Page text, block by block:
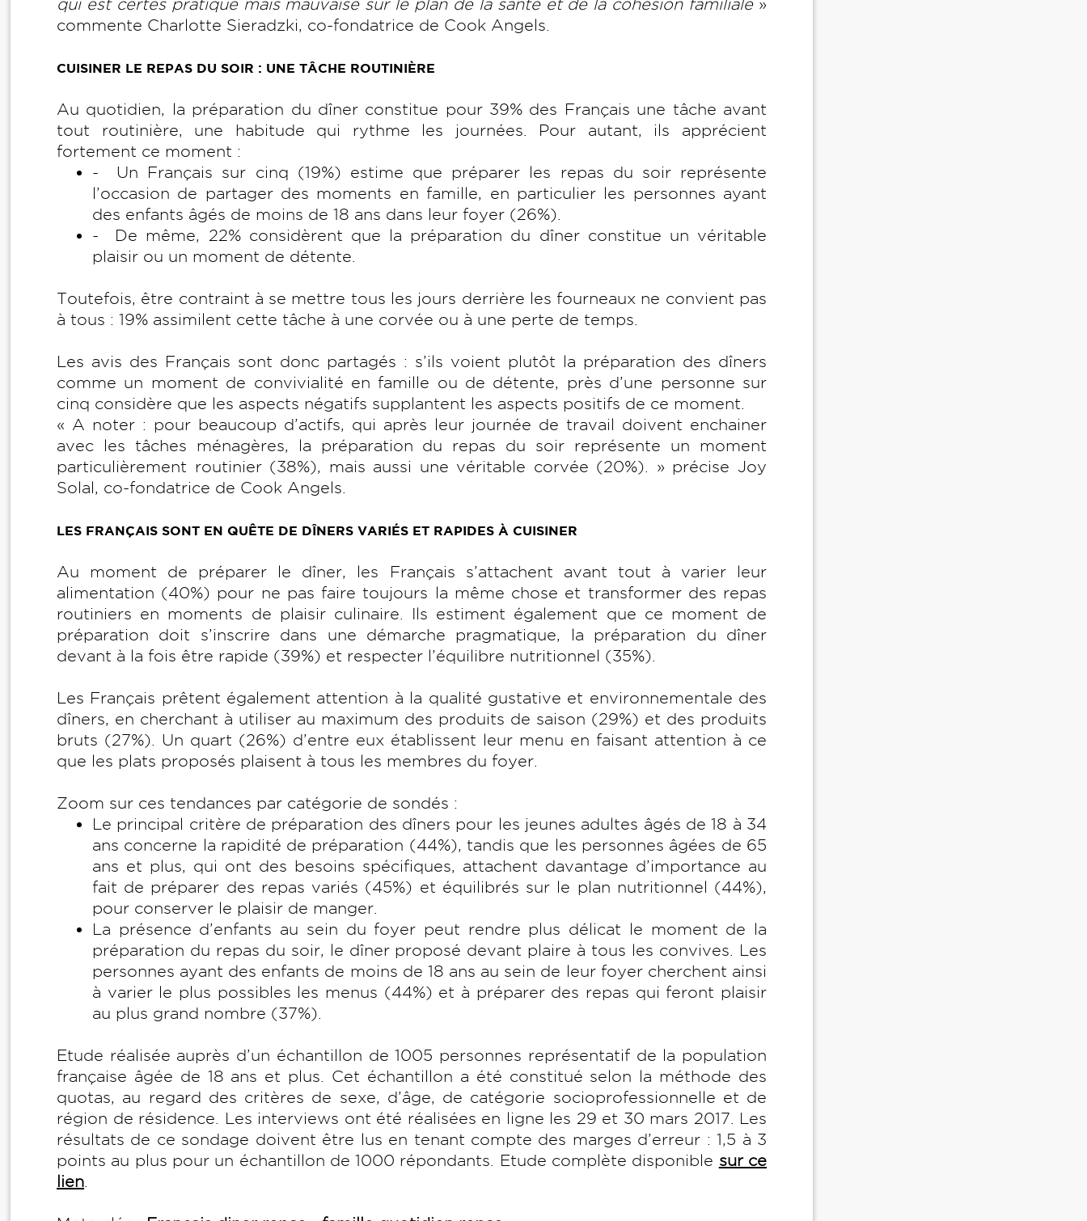
qui est certes pratique mais mauvaise sur le plan de la santé et de la cohésion familiale»
commente Charlotte Sieradzki, co-fondatrice de Cook Angels.
CUISINER LE REPAS DU SOIR : UNE TÂCHE ROUTINIÈRE
Au quotidien, la préparation du dîner constitue pour 39% des Français une tâche avant
tout routinière, une habitude qui rythme les journées. Pour autant, ils apprécient
fortement ce moment :
- Un Français sur cinq (19%) estime que préparer les repas du soir représente
l’occasion de partager des moments en famille, en particulier les personnes ayant
des enfants âgés de moins de 18 ans dans leur foyer (26%).
- De même, 22% considèrent que la préparation du dîner constitue un véritable
plaisir ou un moment de détente.
Toutefois, être contraint à se mettre tous les jours derrière les fourneaux ne convient pas
à tous : 19% assimilent cette tâche à une corvée ou à une perte de temps.
Les avis des Français sont donc partagés : s’ils voient plutôt la préparation des dîners
comme un moment de convivialité en famille ou de détente, près d’une personne sur
cinq considère que les aspects négatifs supplantent les aspects positifs de ce moment.
« A noter : pour beaucoup d’actifs, qui après leur journée de travail doivent enchainer
avec les tâches ménagères, la préparation du repas du soir représente un moment
particulièrement routinier (38%), mais aussi une véritable corvée (20%). » précise Joy
Solal, co-fondatrice de Cook Angels.
LES FRANÇAIS SONT EN QUÊTE DE DÎNERS VARIÉS ET RAPIDES À CUISINER
Au moment de préparer le dîner, les Français s’attachent avant tout à varier leur
alimentation (40%) pour ne pas faire toujours la même chose et transformer des repas
routiniers en moments de plaisir culinaire. Ils estiment également que ce moment de
préparation doit s’inscrire dans une démarche pragmatique, la préparation du dîner
devant à la fois être rapide (39%) et respecter l’équilibre nutritionnel (35%).
Les Français prêtent également attention à la qualité gustative et environnementale des
dîners, en cherchant à utiliser au maximum des produits de saison (29%) et des produits
bruts (27%). Un quart (26%) d’entre eux établissent leur menu en faisant attention à ce
que les plats proposés plaisent à tous les membres du foyer.
Zoom sur ces tendances par catégorie de sondés :
Le principal critère de préparation des dîners pour les jeunes adultes âgés de 18 à 34
ans concerne la rapidité de préparation (44%), tandis que les personnes âgées de 65
ans et plus, qui ont des besoins spécifiques, attachent davantage d’importance au
fait de préparer des repas variés (45%) et équilibrés sur le plan nutritionnel (44%),
pour conserver le plaisir de manger.
La présence d’enfants au sein du foyer peut rendre plus délicat le moment de la
préparation du repas du soir, le dîner proposé devant plaire à tous les convives. Les
personnes ayant des enfants de moins de 18 ans au sein de leur foyer cherchent ainsi
à varier le plus possibles les menus (44%) et à préparer des repas qui feront plaisir
au plus grand nombre (37%).
Etude réalisée auprès d’un échantillon de 1005 personnes représentatif de la population
française âgée de 18 ans et plus. Cet échantillon a été constitué selon la méthode des
quotas, au regard des critères de sexe, d’âge, de catégorie socioprofessionnelle et de
région de résidence. Les interviews ont été réalisées en ligne les 29 et 30 mars 2017. Les
résultats de ce sondage doivent être lus en tenant compte des marges d’erreur : 1,5 à 3
points au plus pour un échantillon de 1000 répondants. Etude complète disponible sur ce
lien